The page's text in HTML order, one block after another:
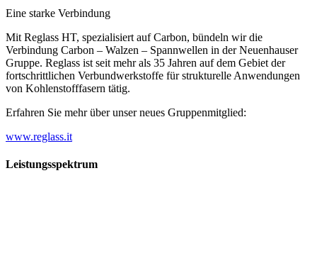
Eine starke Verbindung
Mit Reglass HT, spezialisiert auf Carbon, bündeln wir die
Verbindung Carbon – Walzen – Spannwellen in der Neuenhauser
Gruppe. Reglass ist seit mehr als 35 Jahren auf dem Gebiet der
fortschrittlichen Verbundwerkstoffe für strukturelle Anwendungen
von Kohlenstofffasern tätig.
Erfahren Sie mehr über unser neues Gruppenmitglied:
www.reglass.it
Leistungsspektrum